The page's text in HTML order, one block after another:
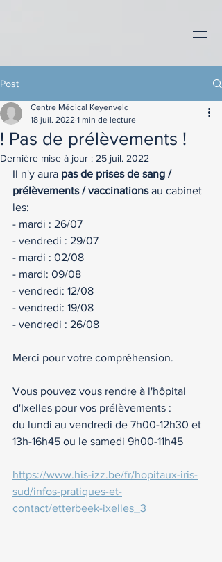
Post
! Pas de prélèvements !
Centre Médical Keyenveld
18 juil. 2022 1 min de lecture
Dernière mise à jour : 25 juil. 2022
Il n'y aura pas de prises de sang /
prélèvements / vaccinations au cabinet
les:
- mardi : 26/07
- vendredi : 29/07
- mardi : 02/08
- mardi: 09/08
- vendredi: 12/08
- vendredi: 19/08
- vendredi : 26/08
Merci pour votre compréhension.
Vous pouvez vous rendre à l'hôpital
d'Ixelles pour vos prélèvements :
du lundi au vendredi de 7h00-12h30 et
13h-16h45 ou le samedi 9h00-11h45
https://www.his-izz.be/fr/hopitaux-iris-
sud/infos-pratiques-et-
contact/etterbeek-ixelles_3